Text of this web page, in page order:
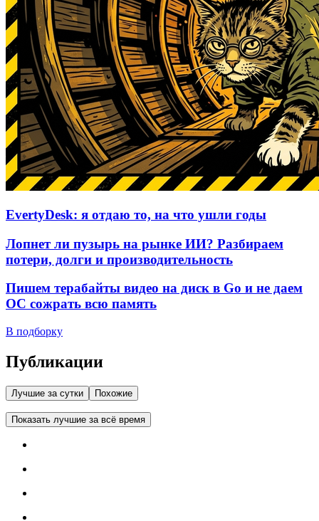
EvertyDesk: я отдаю то, на что ушли годы
Лопнет ли пузырь на рынке ИИ? Разбираем
потери, долги и производительность
Пишем терабайты видео на диск в Go и не даем
ОС сожрать всю память
В подборку
Публикации
Лучшие за сутки Похожие
Показать лучшие за всё время